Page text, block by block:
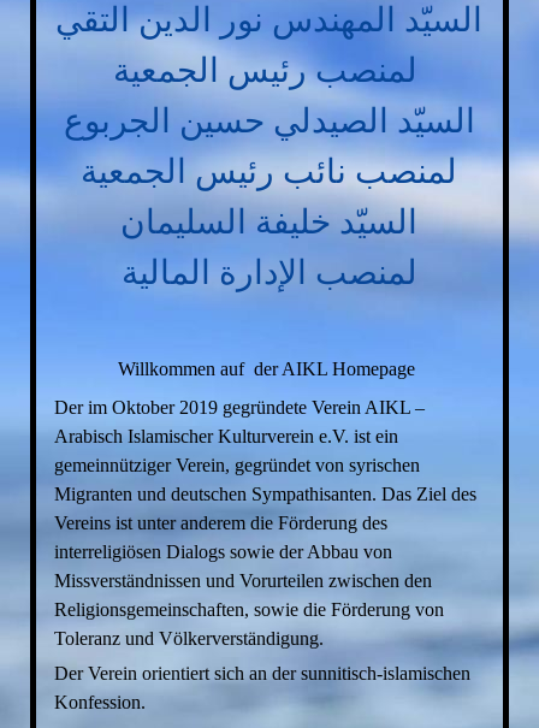
السيّد المهندس نور الدين التقي
السيّد الصيدلي حسين الجربوع
لمنصب نائب رئيس الجمعية
السيّد خليفة السليمان
لمنصب الإدارة المالية
Willkommen auf der AIKL Homepage
Der im Oktober 2019 gegründete Verein AIKL –
Arabisch Islamischer Kulturverein e.V. ist ein
gemeinnütziger Verein, gegründet von syrischen
Migranten und deutschen Sympathisanten. Das Ziel des
Vereins ist unter anderem die Förderung des
interreligiösen Dialogs sowie der Abbau von
Missverständnissen und Vorurteilen zwischen den
Religionsgemeinschaften, sowie die Förderung von
Toleranz und Völkerverständigung.
Der Verein orientiert sich an der sunnitisch-islamischen
Konfession.